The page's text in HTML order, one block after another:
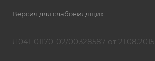
Версия для слабовидящих
Л041-01170-02/00328587 от 21.08.2015